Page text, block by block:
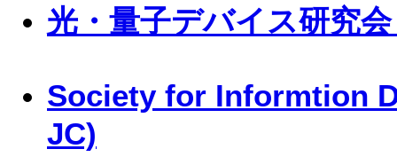
光・量子デバイス研究
Society for Informtion
JC)